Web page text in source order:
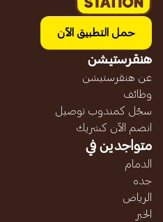
حمل التطبيق الآن
هنقرستيشن
عن هنقرستيشن
وظائف
سجّل كمندوب توصيل
انضم الآن كشريك
متواجدين في
الدمام
جده
الرياض
الخبر